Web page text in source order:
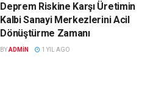
Deprem Riskine Karşı Üretimin
Kalbi Sanayi Merkezlerini Acil
Dönüştürme Zamanı
BYADMIN 1 YIL AGO